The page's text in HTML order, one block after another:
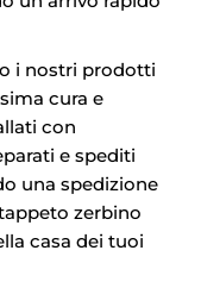
i nostri prodotti
cura e
con
e spediti
una spedizione
zerbino
casa dei tuoi